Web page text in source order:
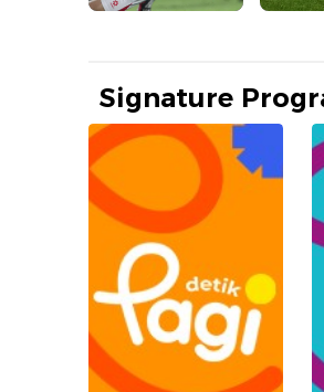
Signature